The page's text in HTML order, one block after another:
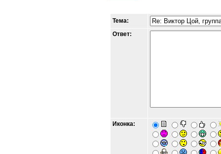
Тема:
Ответ:
Иконка: